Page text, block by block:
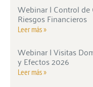
Webinar | Control
Riesgos Financieros
Leer más »
Webinar | Visitas
y Efectos 2026
Leer más »